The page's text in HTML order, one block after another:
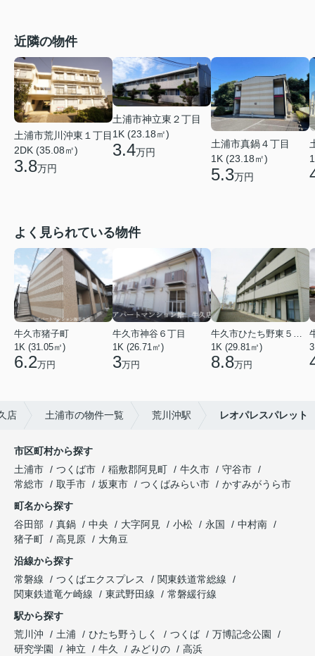
近隣の物件
土浦市荒川沖東１丁目
2DK (35.08㎡)
3.8万円
土浦市神立東２丁目
1K (23.18㎡)
3.4万円
土浦市真鍋４丁目
1K (23.18㎡)
5.3万円
よく見られている物件
牛久市猪子町
1K (31.05㎡)
6.2万円
牛久市神谷６丁目
1K (26.71㎡)
3万円
牛久市ひたち野東５丁目
1K (29.81㎡)
8.8万円
店 土浦市の物件一覧 荒川沖駅 レオパレスパレット
市区町村から探す
土浦市
つくば市 稲敷郡阿見町 牛久市
守谷市
常総市
取手市 坂東市 つくばみらい市
かすみがうら市
町名から探す
谷田部
真鍋 中央 大字阿見 小松 永国
中村南
猪子町
高見原
大角豆
沿線から探す
常磐線
つくばエクスプレス
関東鉄道常総線
関東鉄道竜ケ崎線
東武野田線
常磐緩行線
駅から探す
荒川沖
土浦 ひたち野うしく つくば
万博記念公園
研究学園
神立 牛久 みどりの 高浜